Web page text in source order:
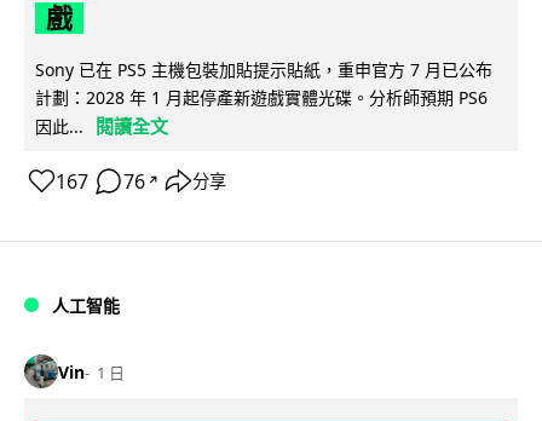
戲
Sony 已在 PS5 主機包裝加貼提示貼紙，重申官方 7 月已公布
計劃：2028 年 1 月起停產新遊戲實體光碟。分析師預期 PS6
因此...
閱讀全文
167 76 ↗ 分享
人工智能
Vin 1 日